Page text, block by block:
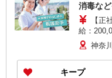
消毒な
【正
給：
30,000円
善手当：
により変
間） ※固
神奈
キープ